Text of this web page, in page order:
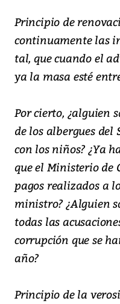
Principio de
continuamente las
tal, que cuando el
ya la masa esté
Por cierto, ¿alguien
de los albergues del
con los niños? ¿Ya
que el Ministerio de
pagos realizados a
ministro? ¿Alguien
todas las
corrupción que se
año?
Principio de la